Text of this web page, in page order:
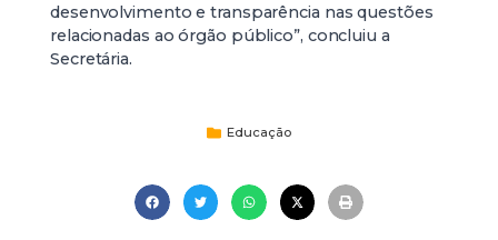
desenvolvimento e transparência nas questões
relacionadas ao órgão público”, concluiu a
Secretária.
Educação